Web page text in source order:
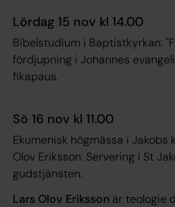
Lördag 15 nov kl 14.00
Bibelstudium i Baptistkyrkan:
fördjupning i Johannes
fikapaus.
Sö 16 nov kl 11.00
Ekumenisk högmässa i Jakobs
Olov Eriksson. Servering i St
gudstjänsten.
Lars Olov Eriksson är teologie